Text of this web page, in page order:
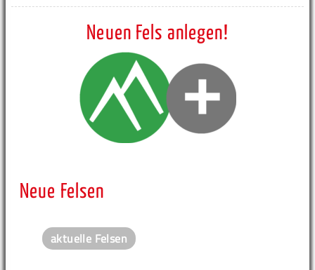
Neuen Fels anlegen!
Neue Felsen
aktuelle Felsen